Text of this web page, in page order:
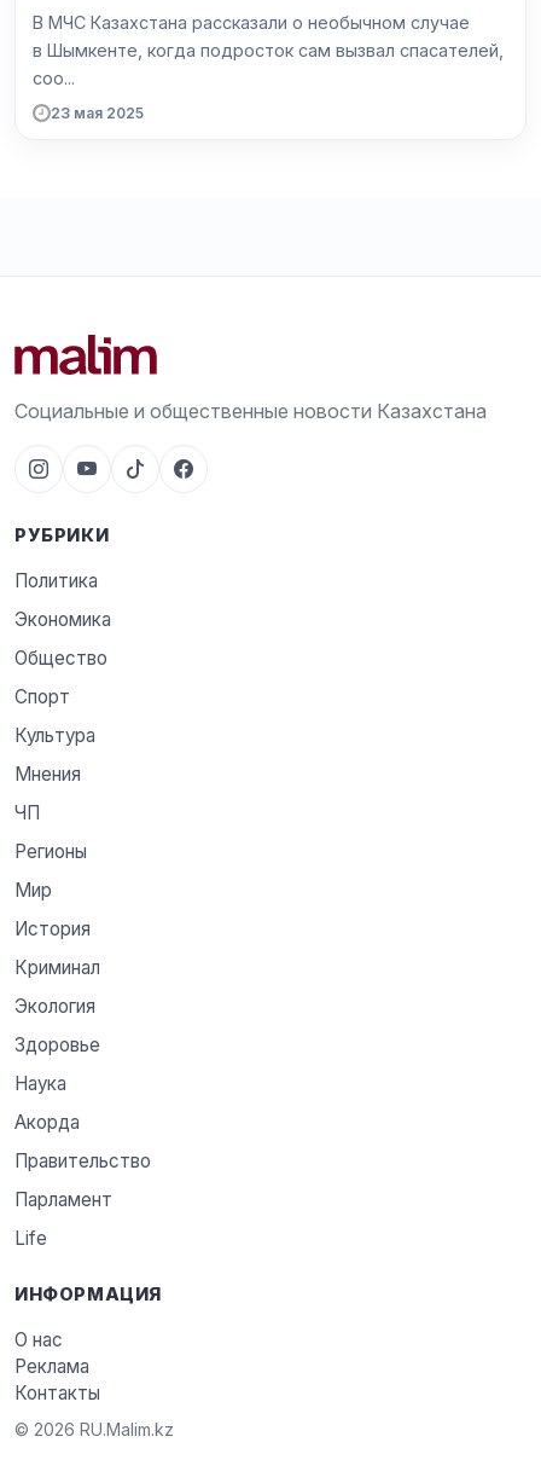
В МЧС Казахстана рассказали о необычном случае
в Шымкенте, когда подросток сам вызвал спасателей,
соо...
23 мая 2025
Социальные и общественные новости Казахстана
РУБРИКИ
Политика
Экономика
Общество
Спорт
Культура
Мнения
ЧП
Регионы
Мир
История
Криминал
Экология
Здоровье
Наука
Акорда
Правительство
Парламент
Life
ИНФОРМАЦИЯ
О нас
Реклама
Контакты
© 2026 RU.Malim.kz